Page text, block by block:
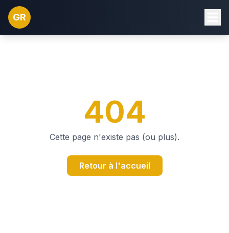
GR
404
Cette page n'existe pas (ou plus).
Retour à l'accueil